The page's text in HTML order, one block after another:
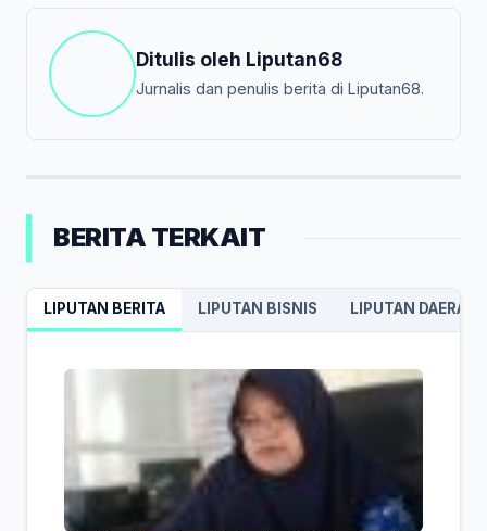
Ditulis oleh Liputan68
Jurnalis dan penulis berita di Liputan68.
BERITA TERKAIT
LIPUTAN BERITA LIPUTAN BISNIS LIPUTAN DAERAH